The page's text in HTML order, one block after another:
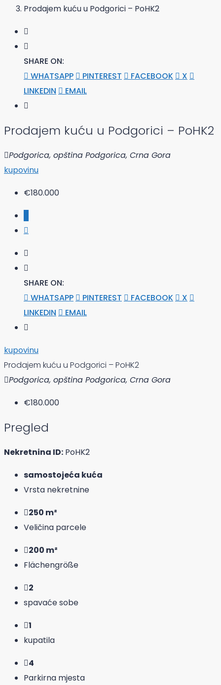
Prodajem kuću u Podgorici – PoHK2
SHARE ON:
WHATSAPP
PINTEREST FACEBOOK
X
LINKEDIN
EMAIL
Prodajem kuću u Podgorici – PoHK2
Podgorica, opština Podgorica, Crna Gora
kupovinu
€180.000
SHARE ON:
WHATSAPP
PINTEREST FACEBOOK
X
LINKEDIN
EMAIL
kupovinu
Prodajem kuću u Podgorici – PoHK2
Podgorica, opština Podgorica, Crna Gora
€180.000
Pregled
Nekretnina ID: PoHK2
samostojeća kuća
Vrsta nekretnine
250 m²
Veličina parcele
200 m²
Flächengröße
2
spavaće sobe
1
kupatila
4
Parkirna mjesta